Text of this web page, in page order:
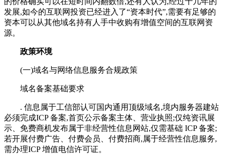
发展,如今的互联网投资已经进入了“资本时代”,需要有足够的
资本可以从其他域名持有人手中收购有增值空间的互联网资
源。
政策环境
(一)域名与网络信息服务合规政策
域名备案基础要求
. 信息属于工信部认可国内通用顶级域名,境内服务器建站
必须完成ICP 备案,首页公示备案主体、营业执照;仅纯资讯展
示、免费商机发布属于非经营性信息网站,仅需基础 ICP 备案;
若开展付费广告、付费会员、付费招商,属于经营性信息服务,
需办理ICP 增值电信许可证。